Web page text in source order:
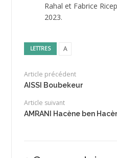
Rahal et Fabrice
2023.
LETTRES A
Article précédent
AISSI Boubekeur
Article suivant
AMRANI Hacène ben